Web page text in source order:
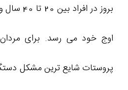
پروستات شایع ترین مشکل